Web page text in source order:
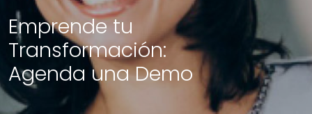
Emprende tu
Transformación:
Agenda una Demo